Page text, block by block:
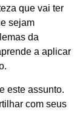
que vai ter
sejam
da
a aplicar
este assunto.
com seus